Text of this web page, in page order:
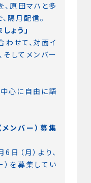
、原田マハと多
隔月配信。
ょう」
せて、対面イ
そしてメンバー
心に自由に語
ンバー）募集
（月）より、
を募集してい